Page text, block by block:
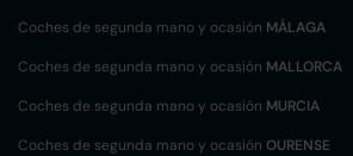
Coches de segunda mano y ocasión MÁLAGA
Coches de segunda mano y ocasión MALLORCA
Coches de segunda mano y ocasión MURCIA
Coches de segunda mano y ocasión OURENSE